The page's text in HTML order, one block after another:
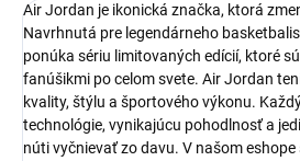
Air Jordan je ikonická značka, ktorá
Navrhnutá pre legendárneho
ponúka sériu limitovaných edícií, ktoré
fanúšikmi po celom svete. Air Jordan
kvality, štýlu a športového výkonu.
technológie, vynikajúcu pohodlnosť a
núti vyčnievať zo davu. V našom